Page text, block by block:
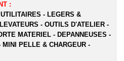
:
- LEGERS &
- OUTILS D'ATELIER -
MATERIEL - DEPANNEUSES -
PELLE & CHARGEUR -